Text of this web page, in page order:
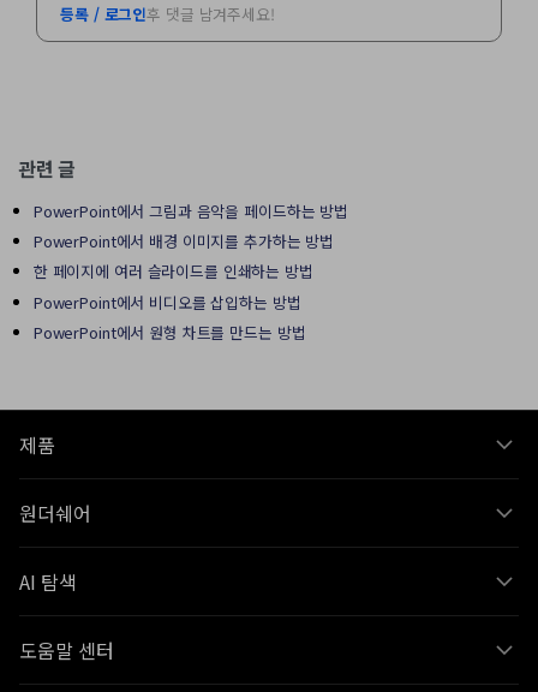
등록 / 로그인후 댓글 남겨주세요!
관련 글
PowerPoint에서 그림과 음악을 페이드하는 방법
PowerPoint에서 배경 이미지를 추가하는 방법
한 페이지에 여러 슬라이드를 인쇄하는 방법
PowerPoint에서 비디오를 삽입하는 방법
PowerPoint에서 원형 차트를 만드는 방법
제품
원더쉐어
AI 탐색
도움말 센터